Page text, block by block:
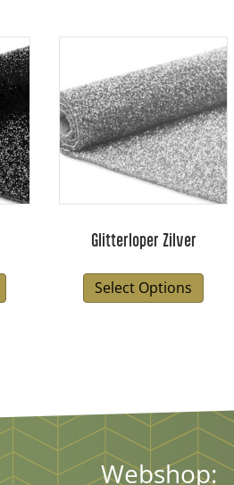
Glitterloper Zilver
Select Options
Webshop: